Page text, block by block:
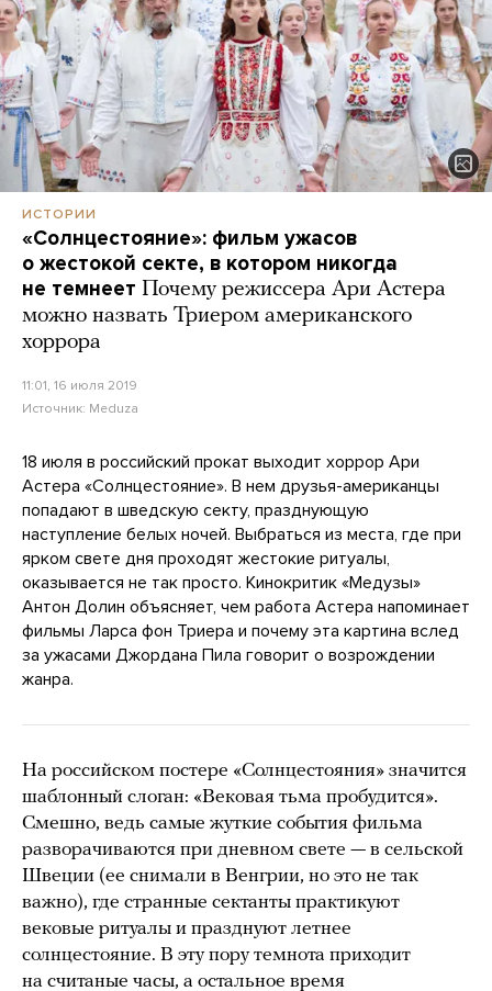
ИСТОРИИ
«Солнцестояние»: фильм ужасов
о жестокой секте, в котором никогда
не темнеет Почему режиссера Ари Астера
можно назвать Триером американского
хоррора
11:01, 16 июля 2019
Источник: Meduza
18 июля в российский прокат выходит хоррор Ари
Астера «Солнцестояние». В нем друзья-американцы
попадают в шведскую секту, празднующую
наступление белых ночей. Выбраться из места, где при
ярком свете дня проходят жестокие ритуалы,
оказывается не так просто. Кинокритик «Медузы»
Антон Долин объясняет, чем работа Астера напоминает
фильмы Ларса фон Триера и почему эта картина вслед
за ужасами Джордана Пила говорит о возрождении
жанра.
На российском постере «Солнцестояния» значится
шаблонный слоган: «Вековая тьма пробудится».
Смешно, ведь самые жуткие события фильма
разворачиваются при дневном свете — в сельской
Швеции (ее снимали в Венгрии, но это не так
важно), где странные сектанты практикуют
вековые ритуалы и празднуют летнее
солнцестояние. В эту пору темнота приходит
на считаные часы, а остальное время